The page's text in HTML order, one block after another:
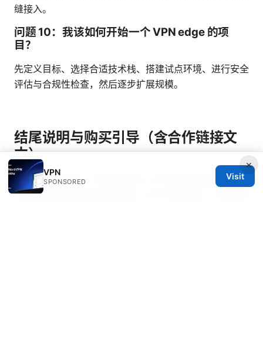
缝接入。
问题 10：我该如何开始一个 VPN edge 的项
目？
先定义目标、选择合适技术栈、搭建试点环境、进行安全
评估与合规性检查，然后逐步扩展规模。
结尾说明与购买引导（含合作链接文
本）
如果你正在寻找一个稳妥且易于上手的解决方案来提升企
业远程访问和边缘应用的体验，可以考虑试用一个成熟的
×
VPN
SPONSORED
Visit